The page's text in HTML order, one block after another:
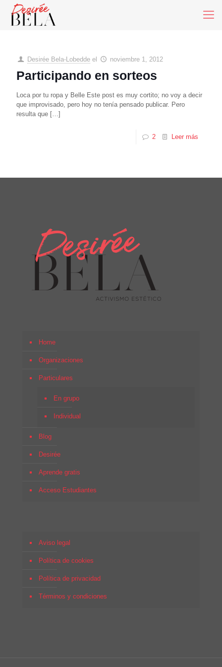
Desirée Bela-Lobedde el noviembre 1, 2012
Participando en sorteos
Loca por tu ropa y Belle Este post es muy cortito; no voy a decir
que improvisado, pero hoy no tenía pensado publicar. Pero
resulta que […]
2 Leer más
Home
Organizaciones
Particulares
En grupo
Individual
Blog
Desirée
Aprende gratis
Acceso Estudiantes
Aviso legal
Política de cookies
Política de privacidad
Términos y condiciones